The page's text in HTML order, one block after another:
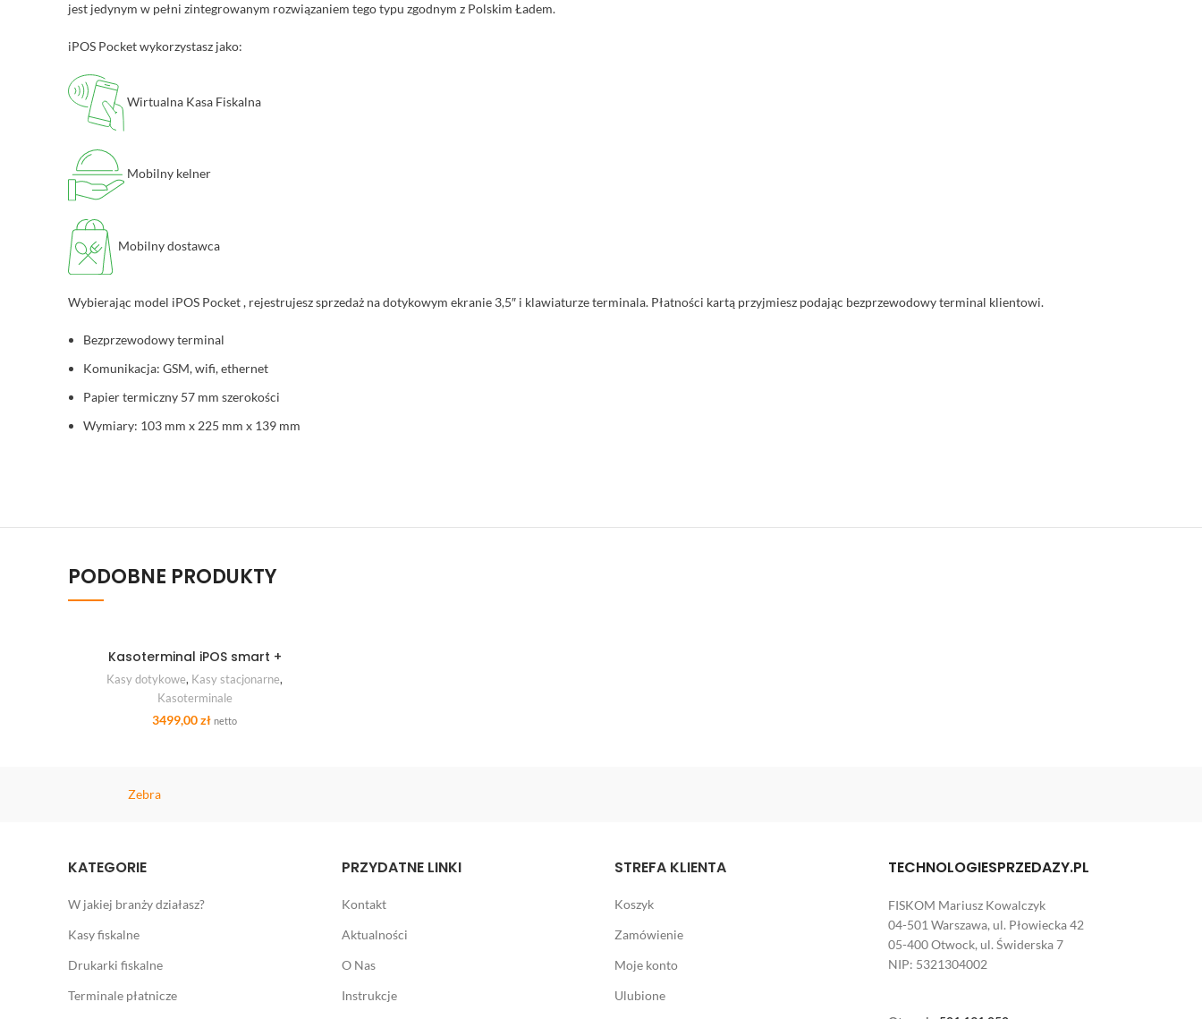
jest jedynym w pełni zintegrowanym rozwiązaniem tego typu zgodnym z Polskim Ładem.
iPOS Pocket wykorzystasz jako:
Wirtualna Kasa Fiskalna
Mobilny kelner
Mobilny dostawca
Wybierając model iPOS Pocket , rejestrujesz sprzedaż na dotykowym ekranie 3,5″ i klawiaturze terminala. Płatności kartą przyjmiesz podając bezprzewodowy terminal klientowi.
Bezprzewodowy terminal
Komunikacja: GSM, wifi, ethernet
Papier termiczny 57 mm szerokości
Wymiary: 103 mm x 225 mm x 139 mm
PODOBNE PRODUKTY
DODAJ DO KOSZYKA
Kasoterminal iPOS smart +
Kasy dotykowe, Kasy stacjonarne,
Kasoterminale
3499,00zł netto
Zebra
KATEGORIE
W jakiej branży działasz?
Kasy fiskalne
Drukarki fiskalne
Terminale płatnicze
PRZYDATNE LINKI
Kontakt
Aktualności
O Nas
Instrukcje
STREFA KLIENTA
Koszyk
Zamówienie
Moje konto
Ulubione
TECHNOLOGIESPRZEDAZY.PL
FISKOM Mariusz Kowalczyk
04-501 Warszawa, ul. Płowiecka 42
05-400 Otwock, ul. Świderska 7
NIP: 5321304002